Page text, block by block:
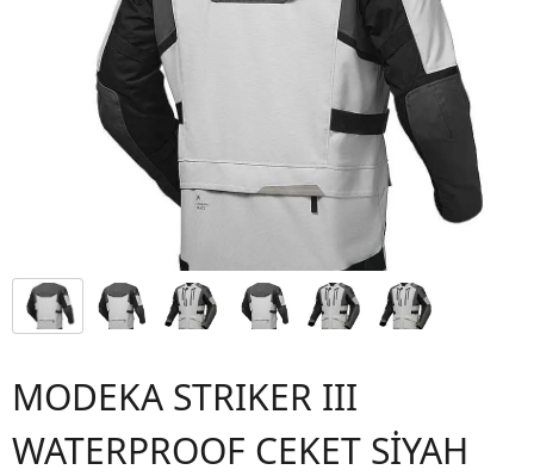
MODEKA STRIKER III
WATERPROOF CEKET SİYAH